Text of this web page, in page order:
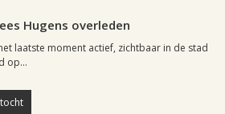
Hugens overleden
laatste moment actief, zichtbaar in de stad
op...